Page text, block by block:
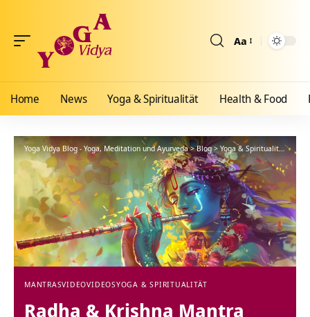
Aa
Home News Yoga & Spiritualität Health & Food
Yoga Vidya Blog - Yoga, Meditation und Ayurveda>Blog>Yoga & Spiritualität >
MANTRASVIDEOVIDEOSYOGA & SPIRITUALITÄT
Radha & Krishna Mantra